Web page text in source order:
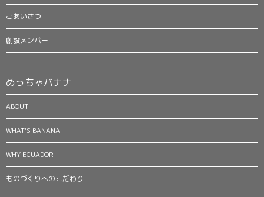
ごあいさつ
創設メンバー
めっちゃバナナ
ABOUT
WHAT'S BANANA
WHY ECUADOR
ものづくりへのこだわり